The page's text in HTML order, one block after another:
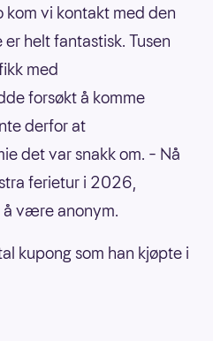
kom vi kontakt med den
helt fantastisk. Tusen
med
forsøkt å komme
derfor at
det var snakk om. – Nå
ferietur i 2026,
å være anonym.
kupong som han kjøpte i